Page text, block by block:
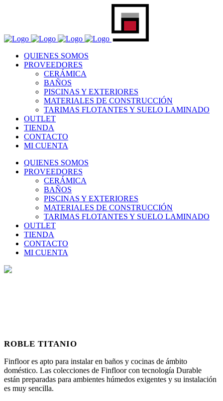
QUIENES SOMOS
PROVEEDORES
CERÁMICA
BAÑOS
PISCINAS Y EXTERIORES
MATERIALES DE CONSTRUCCIÓN
TARIMAS FLOTANTES Y SUELO LAMINADO
OUTLET
TIENDA
CONTACTO
MI CUENTA
QUIENES SOMOS
PROVEEDORES
CERÁMICA
BAÑOS
PISCINAS Y EXTERIORES
MATERIALES DE CONSTRUCCIÓN
TARIMAS FLOTANTES Y SUELO LAMINADO
OUTLET
TIENDA
CONTACTO
MI CUENTA
Home>Tienda >Roble Titanio
ROBLE TITANIO
Finfloor es apto para instalar en baños y cocinas de ámbito
doméstico. Las colecciones de Finfloor con tecnología Durable
están preparadas para ambientes húmedos exigentes y su instalación
es muy sencilla.